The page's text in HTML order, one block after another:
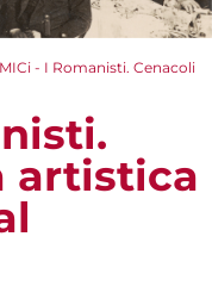
- I Romanisti. Cenacoli
artistica